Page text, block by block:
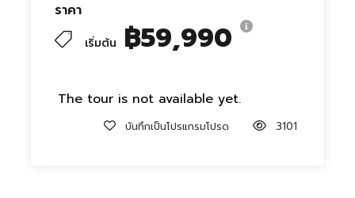
ราคา
เริ่มต้น ฿59,990
The tour is not available yet.
บันทึกเป็นโปรแกรมโปรด 3101